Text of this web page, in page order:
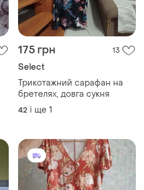
Select
Трикотажний сарафан на
бретелях, довга сукня
42 і ще 1